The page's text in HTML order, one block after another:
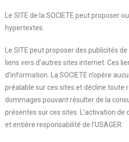
Le SITE de la SOCIETE peut proposer
hypertextes.
Le SITE peut proposer des publicités
liens vers d’autres sites internet. Ces
d’information. La SOCIETE n’opère
préalable sur ces sites et décline toute
dommages pouvant résulter de la
présentes sur ces sites. L’activation de
et entière responsabilité de l’USAGER.